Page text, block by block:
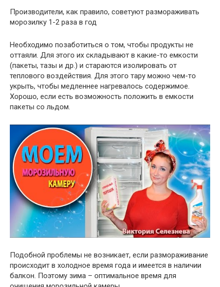
Производители, как правило, советуют размораживать
морозилку 1-2 раза в год
Необходимо позаботиться о том, чтобы продукты не
оттаяли. Для этого их складывают в какие-то емкости
(пакеты, тазы и др.) и стараются изолировать от
теплового воздействия. Для этого тару можно чем-то
укрыть, чтобы медленнее нагревалось содержимое.
Хорошо, если есть возможность положить в емкости
пакеты со льдом.
Подобной проблемы не возникает, если размораживание
происходит в холодное время года и имеется в наличии
балкон. Поэтому зима – оптимальное время для